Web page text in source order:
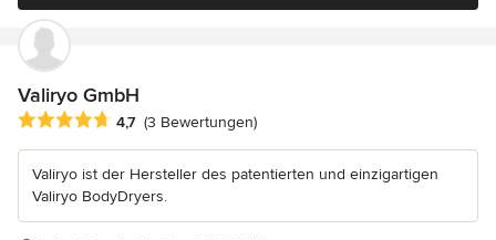
Valiryo GmbH
Durchschnittliche Bewertung: 4.7 von 5 Sternen
4,7 (3 Bewertungen)
Valiryo ist der Hersteller des patentierten und einzigartigen
Valiryo BodyDryers.